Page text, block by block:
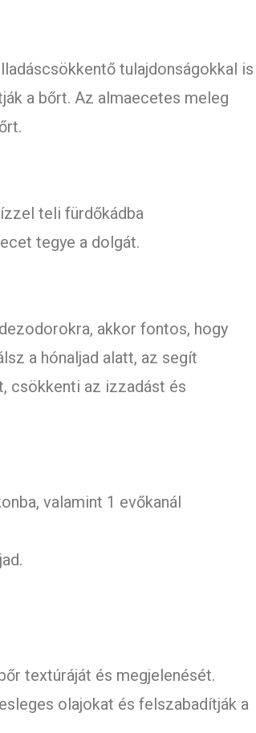
tulajdonságokkal is
a bőrt. Az almaecetes meleg
teli fürdőkádba
tegye a dolgát.
akkor fontos, hogy
a hónaljad alatt, az segít
csökkenti az izzadást és
valamint 1 evőkanál
textúráját és megjelenését.
olajokat és felszabadítják a